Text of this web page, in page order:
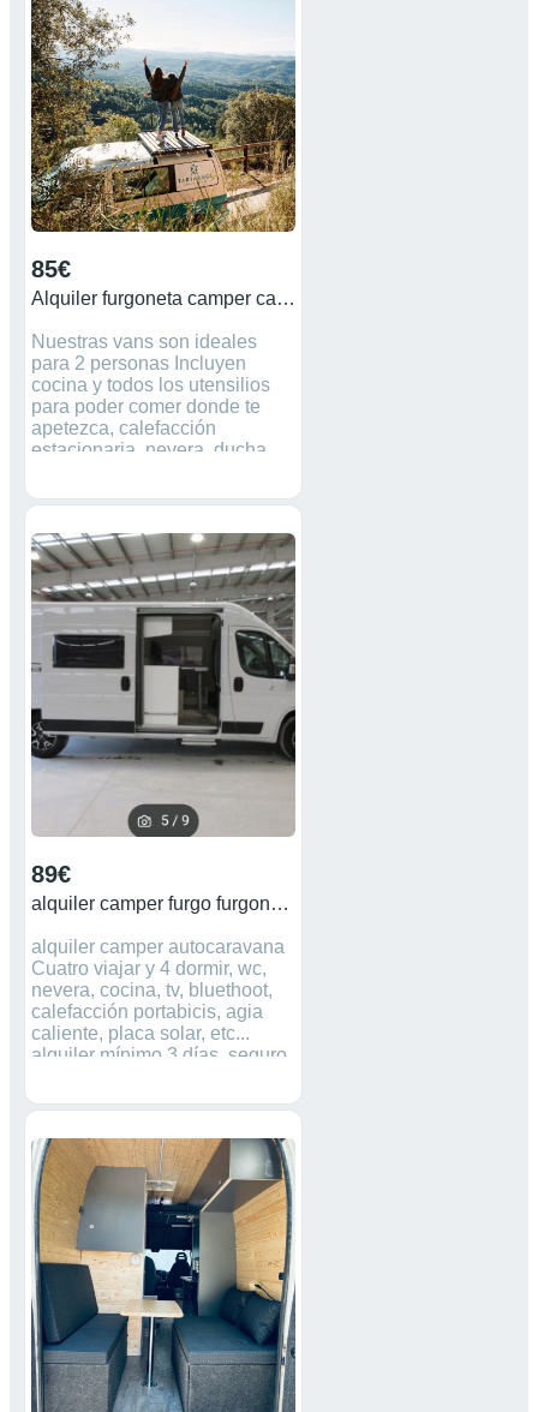
85€
Alquiler furgoneta camper calefacción
Nuestras vans son ideales
para 2 personas Incluyen
cocina y todos los utensilios
para poder comer donde te
apetezca, calefacción
estacionaria, nevera, ducha
transforma en cama y una
sunset! *Se recogen en Sant
Vicenç de Castellet* (45 min
de Barcelona). 85€ / día.
Reserva mínima 2 noches.
Fianza de 300€. - La *reserva
básica incluye 100kms/día*.
km extra: 0.25€ - Kms
ilimitados: 15€/día Se debe
incluir 15 € / noche para el
seguro con un mínimo de 50 €.
Puedes preguntar por nuestros
extras. INSTAGRAM
@tartaruga.vans
89€
alquiler camper furgo furgoneta autocaravana
alquiler camper autocaravana
Cuatro viajar y 4 dormir, wc,
nevera, cocina, tv, bluethoot,
calefacción portabicis, agia
caliente, placa solar, etc...
alquiler mínimo 3 días. seguro
DE 450€ precios: (no
(excepto puentes +80€)
(viernes a domingo) 295€ -
Semana entera (89€/dia) -
Quinzena entera (89€/dia) -
Precio dia Navidad, semana
santa y verano (115€/dia.) -km
ilimitados -mascotas se cobra
70€ limpieza extra (pelos, etc..)
Edad mínima para alquiler
mayores de 25 años, carnet
652436887 Modelo: Ducato
Combi 33 l2h2 Año: 2021 Km:
20000 Número de asientos: 4